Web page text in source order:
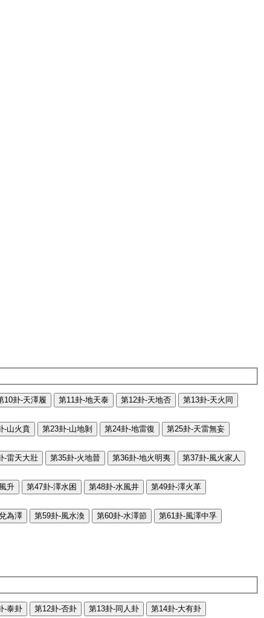
10卦-天澤履 第11卦-地天泰 第12卦-天地否 第13卦-天火同
-山火賁 第23卦-山地剝 第24卦-地雷復 第25卦-天雷無妄
-雷天大壯 第35卦-火地晉 第36卦-地火明夷 第37卦-風火家人
升 第47卦-澤水困 第48卦-水風井 第49卦-澤火革
為澤 第59卦-風水渙 第60卦-水澤節 第61卦-風澤中孚
-泰卦 第12卦-否卦 第13卦-同人卦 第14卦-大有卦